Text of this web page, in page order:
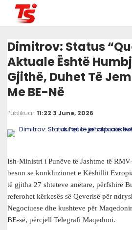
Dimitrov: Status
Aktuale Është
Gjithë, Duhet Të
Me BE-Në
Publikuar 11:22 3 June, 2026
Ish-Ministri i Punëve të Jashtme të
beson se konkluzionet e Këshillit
të gjitha 27 shteteve anëtare, përfshirë
referohet kërkesës së Qeverisë për
Negociuese dhe kushteve për
BE-së, përcjell Telegrafi Maqedoni.